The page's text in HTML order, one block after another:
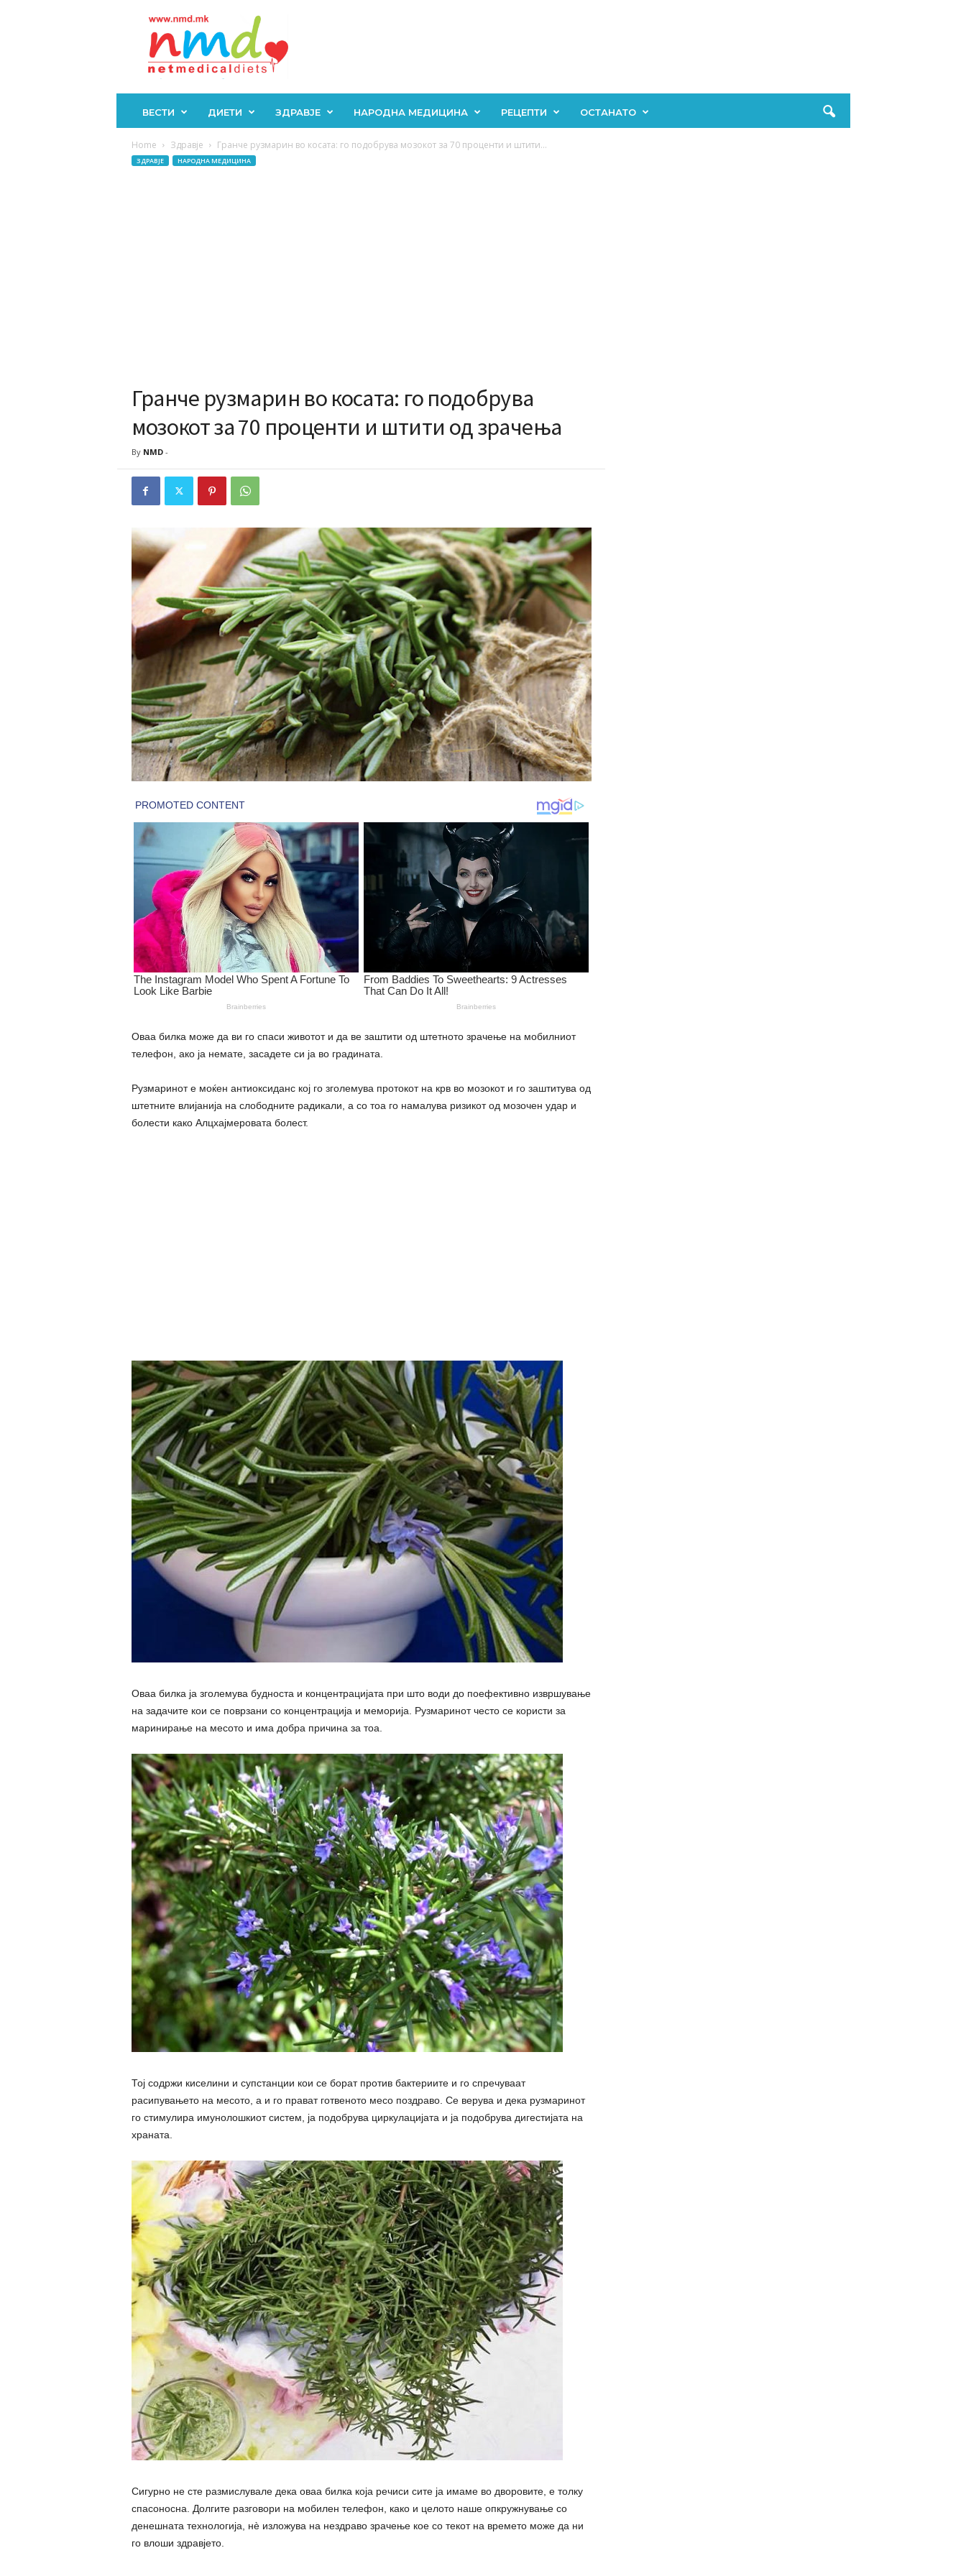
ВЕСТИ ДИЕТИ ЗДРАВЈЕ НАРОДНА МЕДИЦИНА РЕЦЕПТИ ОСТАНАТО
Home Здравје Гранче рузмарин во косата: го подобрува мозокот за 70 проценти и штити...
ЗДРАВЈЕ НАРОДНА МЕДИЦИНА
Гранче рузмарин во косата: го подобрува
мозокот за 70 проценти и штити од зрачења
By NMD-
Оваа билка може да ви го спаси животот и да ве заштити од штетнoто зрачење на мобилниот
телефон, ако ја немате, засадете си ја во градината.
Рузмаринот е моќен антиоксиданс кој го зголемува протокот на кpв во мозокот и го заштитува од
штетните влијанија на слободните радикали, а со тоа го намалува ризикот од мозочен yдар и
болести како Алцхајмеровата болест.
Оваа билка ја зголемува будноста и концентрацијата при што води до поефективно извршување
на задачите кои се поврзани со концентрација и меморија. Рузмаринот често се користи за
маринирање на месото и има добра причина за тоа.
Тој содржи киселини и супстанции кои се борат против бактериите и го спречуваат
расипувањето на месото, а и го прават готвеното месо поздраво. Се верува и дека рузмаринот
го стимулира имунолошкиот систем, ја подобрува циркулацијата и ја подобрува дигестијата на
храната.
Сигурно не сте размислувале дека оваа билка која речиси сите ја имаме во дворовите, е толку
спасоносна. Долгите разговори на мобилен телефон, како и целото наше опкружнување со
денешната технологија, нè изложува на нездраво зрачење кое со текот на времето може да ни
го влоши здравјето.